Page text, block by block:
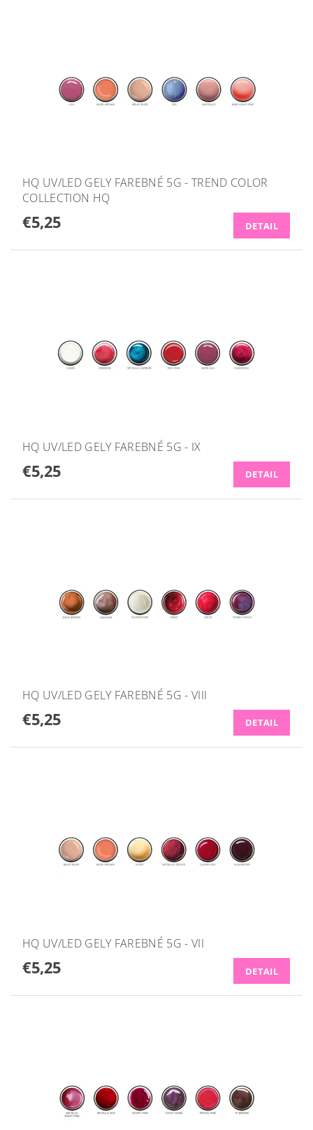
HQ UV/LED GELY FAREBNÉ 5G - TREND COLOR
COLLECTION HQ
€5,25 DETAIL
HQ UV/LED GELY FAREBNÉ 5G - IX
€5,25 DETAIL
HQ UV/LED GELY FAREBNÉ 5G - VIII
€5,25 DETAIL
HQ UV/LED GELY FAREBNÉ 5G - VII
€5,25 DETAIL